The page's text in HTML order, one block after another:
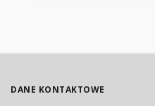
DANE KONTAKTOWE